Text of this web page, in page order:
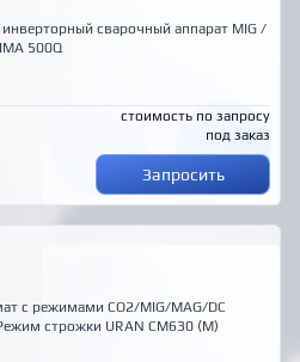
сварочный аппарат MIG /
500Q
стоимость по запросу
под заказ
Запросить
с режимами CO2/MIG/MAG/DC
строжки URAN CM630 (M)